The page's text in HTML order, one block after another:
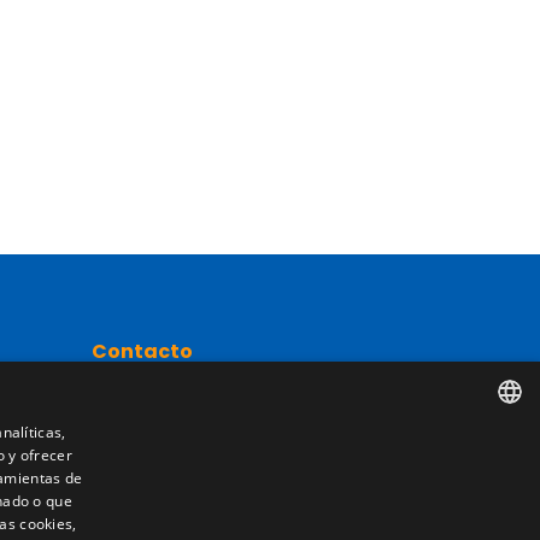
Contacto
y ofrecer
de
o que
cookies,